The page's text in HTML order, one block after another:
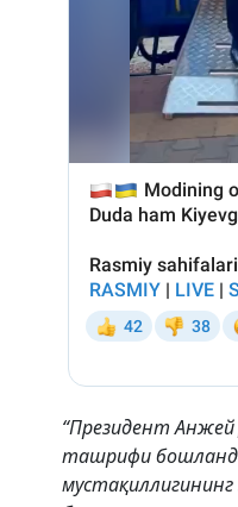
“Президент Анжей
ташрифи
мустақиллигининг